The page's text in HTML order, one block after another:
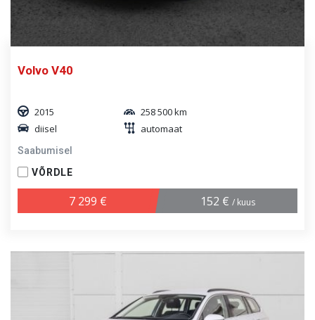
Volvo V40
2015
258 500 km
diisel
automaat
Saabumisel
VÕRDLE
7 299 € 152 € / kuus